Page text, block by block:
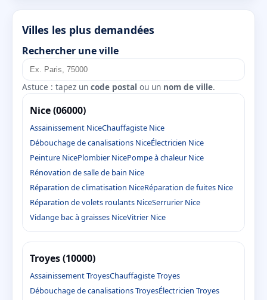
Villes les plus demandées
Rechercher une ville
Astuce : tapez un code postal ou un nom de ville.
Nice (06000)
Assainissement NiceChauffagiste Nice
Débouchage de canalisations NiceÉlectricien Nice
Peinture NicePlombier NicePompe à chaleur Nice
Rénovation de salle de bain Nice
Réparation de climatisation NiceRéparation de fuites Nice
Réparation de volets roulants NiceSerrurier Nice
Vidange bac à graisses NiceVitrier Nice
Troyes (10000)
Assainissement TroyesChauffagiste Troyes
Débouchage de canalisations TroyesÉlectricien Troyes